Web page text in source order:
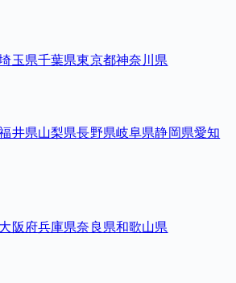
玉県千葉県東京都神奈川県
井県山梨県長野県岐阜県静岡県愛知
大阪府兵庫県奈良県和歌山県